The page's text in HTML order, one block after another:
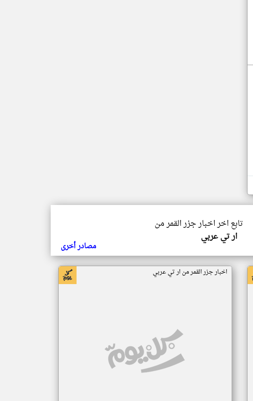
تابع اخر اخبار جزر القمر من
ار تي عربي
مصادر أخرى
اخبار جزر القمر من ار تي عربي